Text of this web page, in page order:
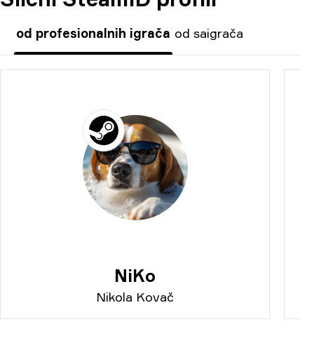
KOMENTAR
od profesionalnih igrača od saigrača
NiKo
Nikola Kovač